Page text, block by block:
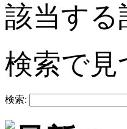
該当す
検索で
検索: